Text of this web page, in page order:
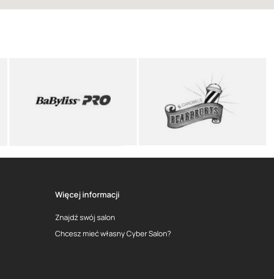
Więcej informacji
Znajdź swój salon
Chcesz mieć własny Cyber Salon?